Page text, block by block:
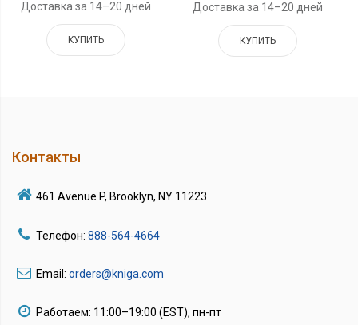
Доставка за 14–20 дней
КУПИТЬ
Доставка за 14–20 дней
КУПИТЬ
Контакты
461 Avenue P, Brooklyn, NY 11223
Телефон: 888-564-4664
Email: orders@kniga.com
Работаем: 11:00–19:00 (EST), пн-пт